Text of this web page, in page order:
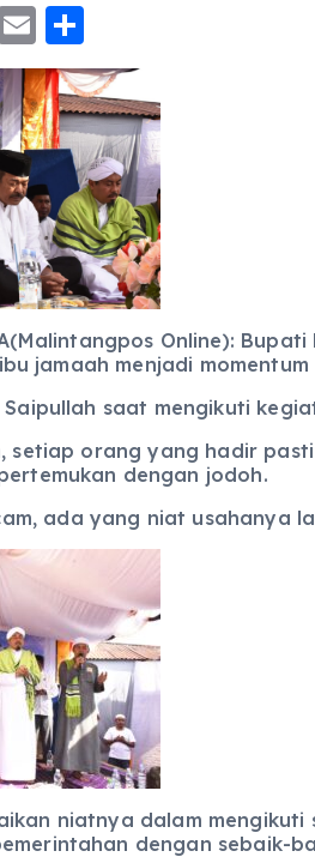
E
m
ai
l
h
a
re
Online):
jamaah menjadi
saat mengikuti
setiap orang yang hadir
dengan jodoh.
ada yang niat usahanya
niatnya dalam
dengan sebaik-